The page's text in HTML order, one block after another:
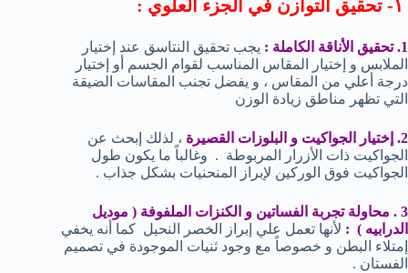
1. تحقيق الأناقة الكاملة :
يجب تحقيق النتاسق عند إختيار
الملابس و إختيار المقاس المناسب لقوام الجسم أو إختيار
درجة أعلي من المقاس ، و يفضل تجنب المقاسات الضيقة
التي تظهر مناطق زيادة الوزن
2. إختيار الجواكيت و البلوزات القصيرة
، لذلك إبحث عن
الجواكيت ذات الأزرار المربوطة . وغالباً ما يكون طول
الجواكيت فوق الوركين لإبراز المنحنيات بشكل جذاب .
3 . محاولة تجربة الفساتين و الكنزات الملفوفة ( موديل
الدرابيه ) : لأنها تعمل علي إبراز الخصر النحيل كما أنه يخفي
إمتلاء البطن و خصوصاً مع وجود ثنيات الموجودة في تصميم
الفستان .